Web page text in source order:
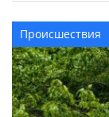
Происшествия